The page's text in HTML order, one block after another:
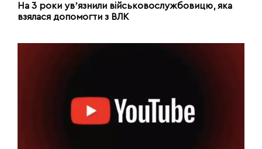
На 3 роки увʼязнили військовослужбовицю, яка
взялася допомогти з ВЛК